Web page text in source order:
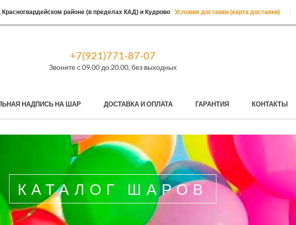
районе (в пределах КАД) и Кудрово Условия доставки (карта доставки)
+7(921)771-87-07
Звоните с 09.00 до 20.00, без выходных
НАДПИСЬ НА ШАР ДОСТАВКА И ОПЛАТА ГАРАНТИЯ КОНТАКТЫ
КАТАЛОГ ШАРОВ